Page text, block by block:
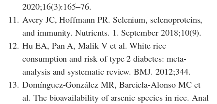
2020;16(3):165–76.
11. Avery JC, Hoffmann PR. Selenium, selenoproteins,
and immunity. Nutrients. 1. September 2018;10(9).
12. Hu EA, Pan A, Malik V et al. White rice
consumption and risk of type 2 diabetes: meta-
analysis and systematic review. BMJ. 2012;344.
13. Domínguez-González MR, Barciela-Alonso MC et
al. The bioavailability of arsenic species in rice. Anal